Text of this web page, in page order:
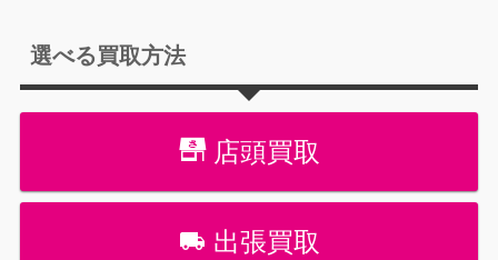
選べる買取方法
店頭買取
出張買取